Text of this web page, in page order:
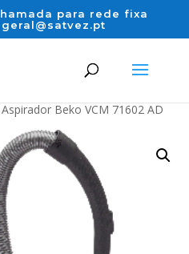
para rede fixa
geral@satvez.pt
Beko VCM 71602 AD